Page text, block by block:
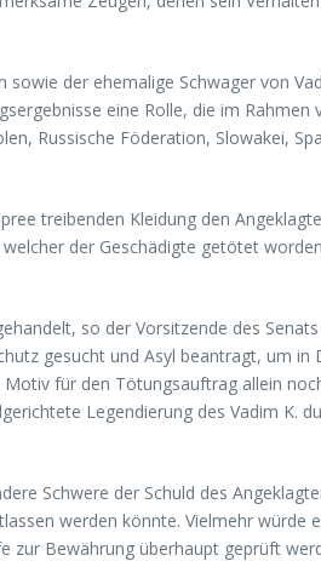
der ehemalige Schwager von
eine Rolle, die im Rahmen
Russische Föderation, Slowakei,
treibenden Kleidung den
der Geschädigte getötet
so der Vorsitzende des
gesucht und Asyl beantragt, um in
für den Tötungsauftrag allein
Legendierung des Vadim K.
Schwere der Schuld des
werden könnte. Vielmehr würde
zur Bewährung überhaupt geprüft